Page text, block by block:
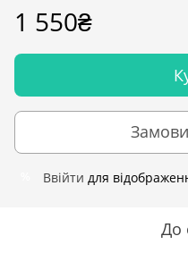
1 550₴
Ввійти для
До